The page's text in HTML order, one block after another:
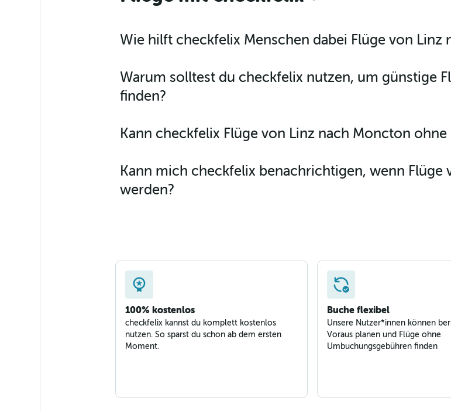
Wie hilft checkfelix Menschen dabei Flüge von Linz
Warum solltest du checkfelix nutzen, um günstige
finden?
Kann checkfelix Flüge von Linz nach Moncton
Kann mich checkfelix benachrichtigen, wenn
werden?
100% kostenlos
checkfelix kannst du komplett kostenlos
nutzen. So sparst du schon ab dem ersten
Moment.
Buche flexibel
Unsere Nutzer*innen können
Voraus planen und Flüge ohne
Umbuchungsgebühren finden